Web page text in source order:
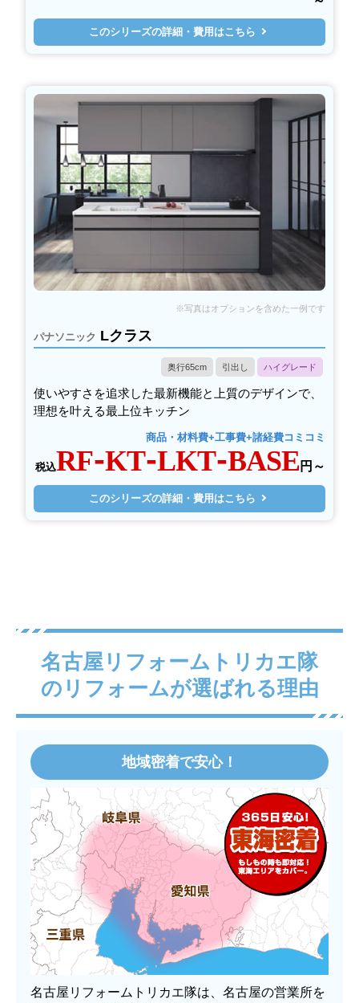
このシリーズの詳細・費用はこちら
パナソニック Lクラス
奥行65cm 引出し ハイグレード
使いやすさを追求した最新機能と上質のデザインで、
理想を叶える最上位キッチン
商品・材料費+工事費+諸経費コミコミ
税込RF-KT-LKT-BASE円～
このシリーズの詳細・費用はこちら
名古屋リフォームトリカエ隊
のリフォームが選ばれる理由
地域密着で安心！
名古屋リフォームトリカエ隊は、名古屋の営業所を